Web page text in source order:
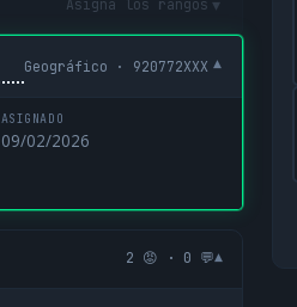
Asigna los rangos
Geográfico · 920772XXX ▾
ASIGNADO
09/02/2026
2 😡 · 0 💬▾